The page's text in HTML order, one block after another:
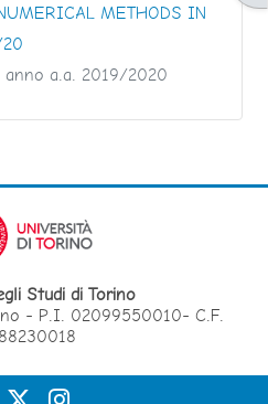
METHODS IN
anno a.a. 2019/2020
Studi di Torino
- P.I. 02099550010- C.F.